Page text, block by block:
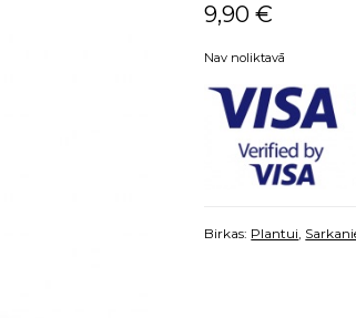
9,90€
Nav noliktavā
Birkas: Plantui,